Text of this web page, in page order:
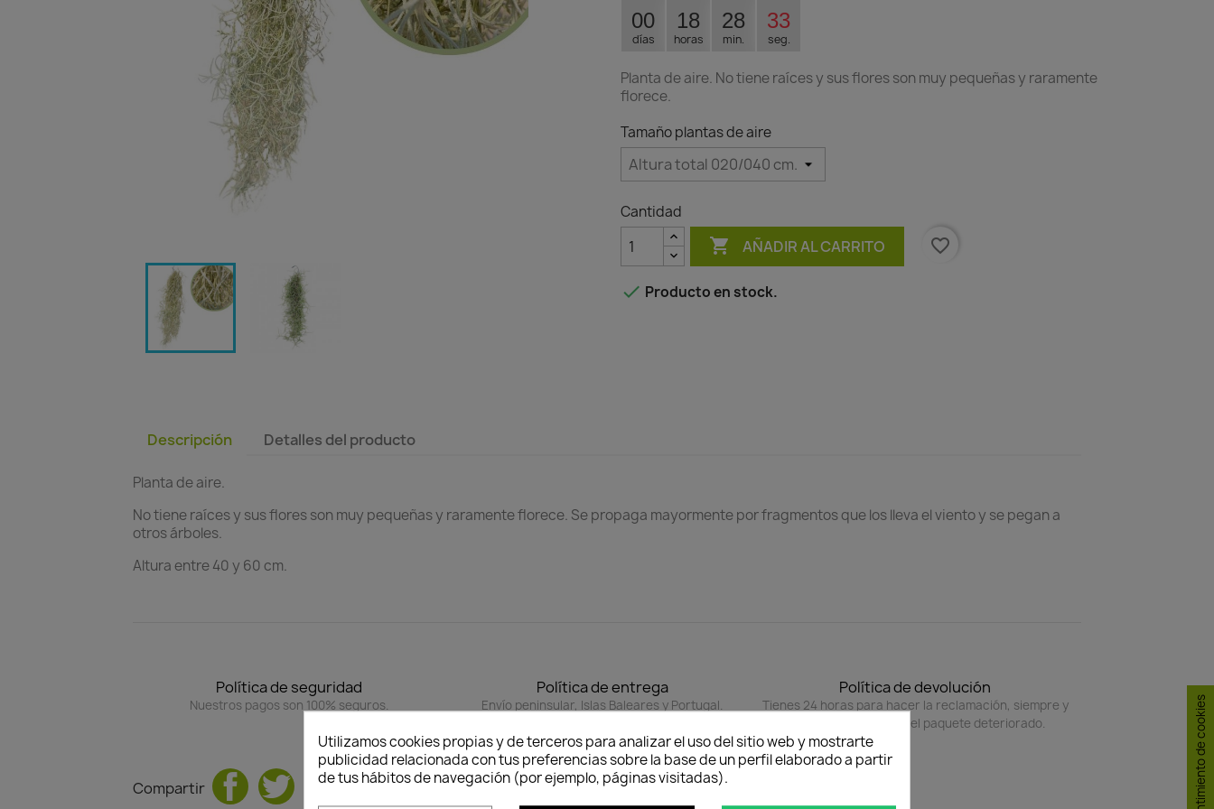
00
días
18
horas
28
min.
33
seg.
Planta de aire. No tiene raíces y sus flores son muy pequeñas y raramente
florece.
Tamaño plantas de aire
Cantidad
 AÑADIR AL CARRITO favorite_border
 Producto en stock.
Descripción Detalles del producto
Planta de aire.
No tiene raíces y sus flores son muy pequeñas y raramente florece. Se propaga mayormente por fragmentos que los lleva el viento y se pegan a
otros árboles.
Altura entre 40 y 60 cm.
Política de seguridad
Nuestros pagos son 100% seguros.
Política de entrega
Envío peninsular, Islas Baleares y Portugal.
Política de devolución
Tienes 24 horas para hacer la reclamación, siempre y
cuando adjunte foto del paquete deteriorado.
Compartir
Utilizamos cookies propias y de terceros para analizar el uso del sitio web y mostrarte
publicidad relacionada con tus preferencias sobre la base de un perfil elaborado a partir
de tus hábitos de navegación (por ejemplo, páginas visitadas).
Consentimiento de cookies